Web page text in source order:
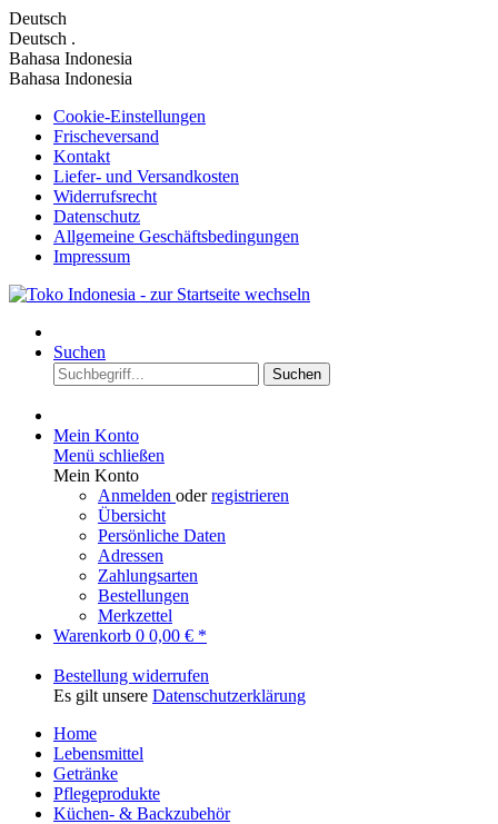
Deutsch
Deutsch .
Bahasa Indonesia
Bahasa Indonesia
Cookie-Einstellungen
Frischeversand
Kontakt
Liefer- und Versandkosten
Widerrufsrecht
Datenschutz
Allgemeine Geschäftsbedingungen
Impressum
Suchen
Suchen
Mein Konto
Menü schließen
Mein Konto
Anmelden oderregistrieren
Übersicht
Persönliche Daten
Adressen
Zahlungsarten
Bestellungen
Merkzettel
Warenkorb 0 0,00 € *
Bestellung widerrufen
Es gilt unsere Datenschutzerklärung
Home
Lebensmittel
Getränke
Pflegeprodukte
Küchen- & Backzubehör